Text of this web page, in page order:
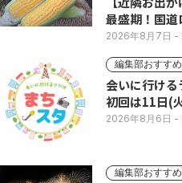
最盛期！国
い列
2026年8月7日 -
編集部おすすめ
会いに行ける
初回は11日(
2026年8月6日 -
編集部おすすめ